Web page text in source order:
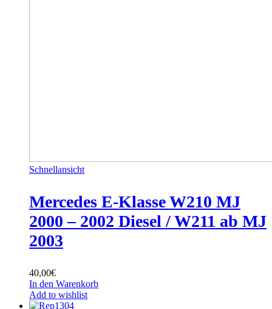
Schnellansicht
Mercedes E-Klasse W210 MJ
2000 – 2002 Diesel / W211 ab MJ
2003
40,00€
In den Warenkorb
Add to wishlist